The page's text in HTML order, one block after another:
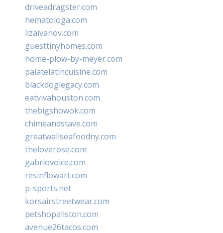
driveadragster.com
hematologa.com
lizaivanov.com
guesttinyhomes.com
home-plow-by-meyer.com
palatelatincuisine.com
blackdoglegacy.com
eatvivahouston.com
thebigshowok.com
chimeandstave.com
greatwallseafoodny.com
theloverose.com
gabriovoice.com
resinflowart.com
p-sports.net
korsairstreetwear.com
petshopallston.com
avenue26tacos.com